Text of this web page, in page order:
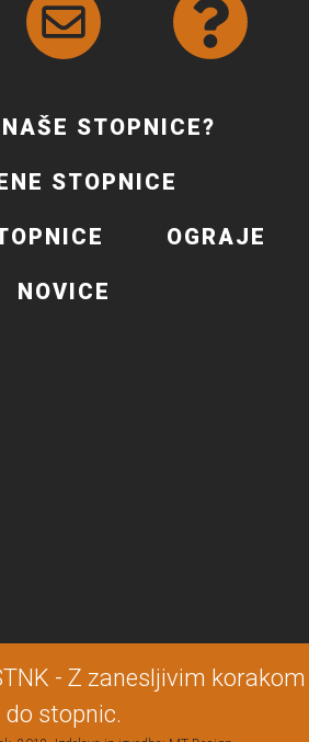
STOPNICE?
STOPNICE
OGRAJE
NOVICE
- Z zanesljivim korakom
do stopnic.